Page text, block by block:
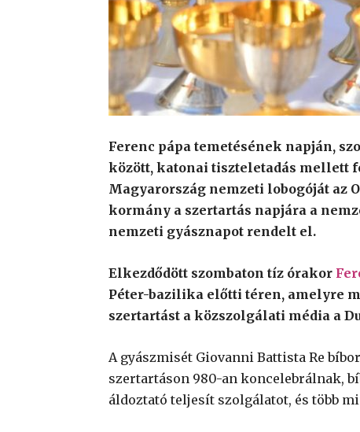
Ferenc pápa temetésének napján,
között, katonai tiszteletadás mellett
Magyarország nemzeti lobogóját az
kormány a szertartás napjára a
nemzeti gyásznapot rendelt el.
Elkezdődött szombaton tíz órakor
Péter-bazilika előtti téren, amelyre
szertartást a közszolgálati média a
A gyászmisét Giovanni Battista Re
szertartáson 980-an koncelebrálnak,
áldoztató teljesít szolgálatot, és több